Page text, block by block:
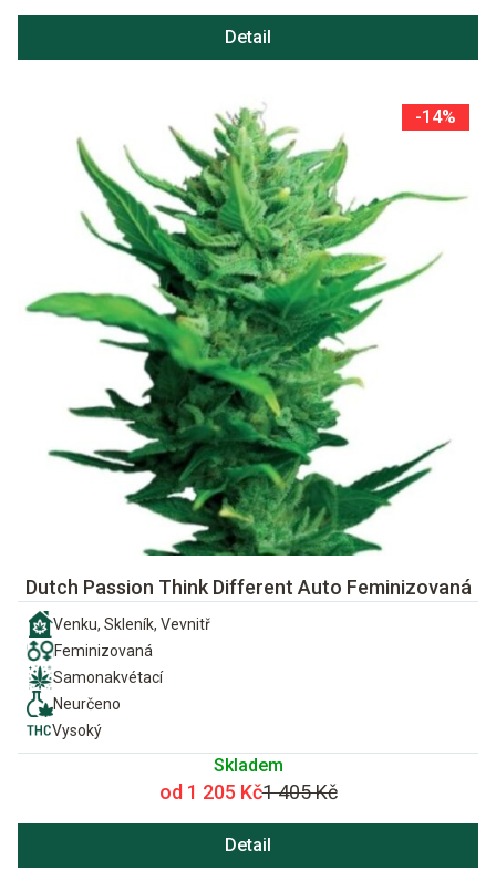
Detail
-14%
Dutch Passion Think Different Auto Feminizovaná
Venku, Skleník, Vevnitř
Feminizovaná
Samonakvétací
Neurčeno
Vysoký
Skladem
od 1 205 Kč1 405 Kč
Detail